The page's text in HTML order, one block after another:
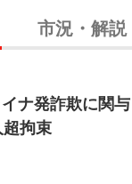
市況・解説
ナ発詐欺に関
拘束